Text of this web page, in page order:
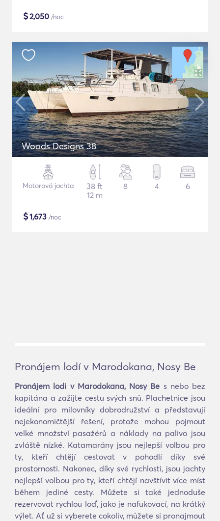
$2,050 /noc
Woods Designs 38
Motorová jachta
38 ft
12 m
8 4 6
$1,673 /noc
Pronájem lodí v Marodokana, Nosy Be
Pronájem lodi v Marodokana, Nosy Be s nebo bez
kapitána a zažijte cestu svých snů. Plachetnice jsou
ideální pro milovníky dobrodružství a představují
nejekonomičtější řešení, protože mohou pojmout
velké množství pasažérů a náklady na palivo jsou
zvláště nízké. Katamarány jsou nejlepší volbou pro
ty, kteří chtějí cestovat v pohodlí díky své
prostornosti. Nakonec, díky své rychlosti, jsou jachty
nejlepší volbou pro ty, kteří chtějí navštívit více míst
během jediné cesty. Můžete si také jednoduše
rezervovat rychlou loď, jako je nafukovací, na krátký
výlet. Ať už si vyberete cokoliv, můžete si pronajmout